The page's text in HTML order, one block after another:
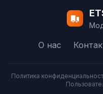
О нас
Политика